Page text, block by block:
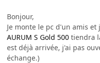
Bonjour,
Je monte le pc d'un amis
AURUM S Gold 500 tiendra
est déjà arrivée, j'ai pas
échange.)